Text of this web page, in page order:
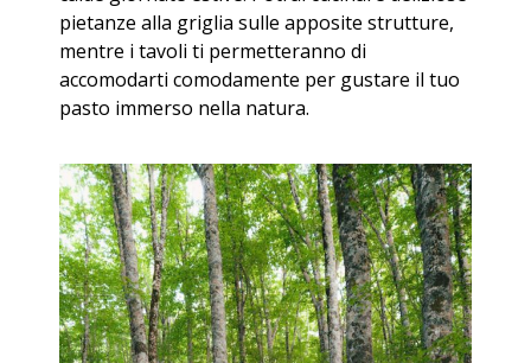
pietanze alla griglia sulle apposite strutture,
mentre i tavoli ti permetteranno di
accomodarti comodamente per gustare il tuo
pasto immerso nella natura.